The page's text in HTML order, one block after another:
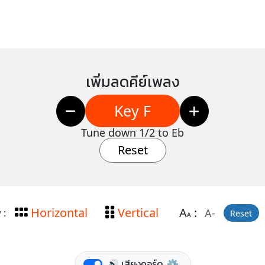
เพิ่มลดคีย์เพลง
Key F
Tune down 1/2 to Eb
Reset
: Horizontal Vertical AA: A- Reset